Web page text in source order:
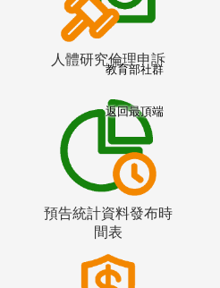
人體研究倫理申訴
預告統計資料發布時
間表
教育部社群
返回最頂端